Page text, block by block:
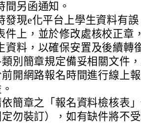
間另函通知。
發現e化平台上學生資料有誤
件上，並於修改處核校正章
資料，以確保安置及後續轉
別簡章規定備妥相關文件，
開網路報名時間進行線上報
簡章之「報名資料檢核表
勿裝訂），如有缺件將不受